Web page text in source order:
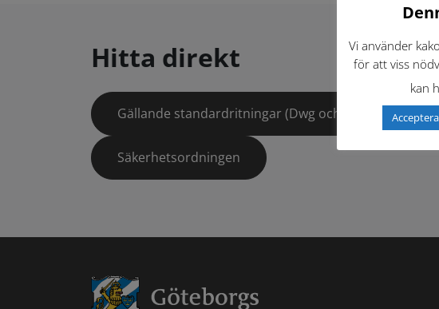
Hitta direkt
Gällande standardritningar (Dwg och pdf)
Säkerhetsordningen
Vi använder
för att viss
kan